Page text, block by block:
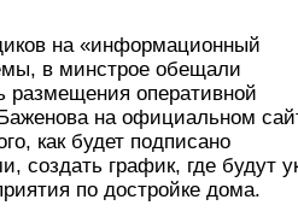
на «информационный
в минстрое обещали
размещения оперативной
на официальном
как будет подписано
создать график, где будут
по достройке дома.